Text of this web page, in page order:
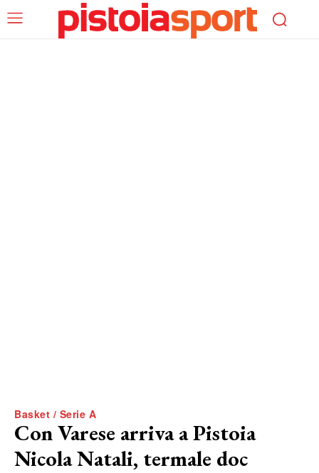
Basket / Serie A
Con Varese arriva a Pistoia
Nicola Natali, termale doc